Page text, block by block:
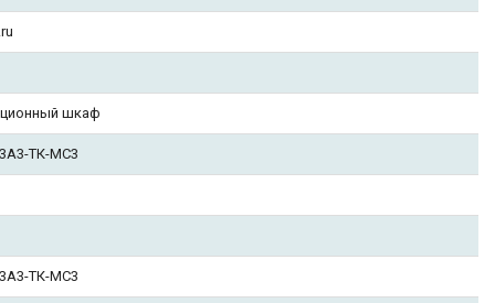
шкаф
ТК-МС3
ТК-МС3